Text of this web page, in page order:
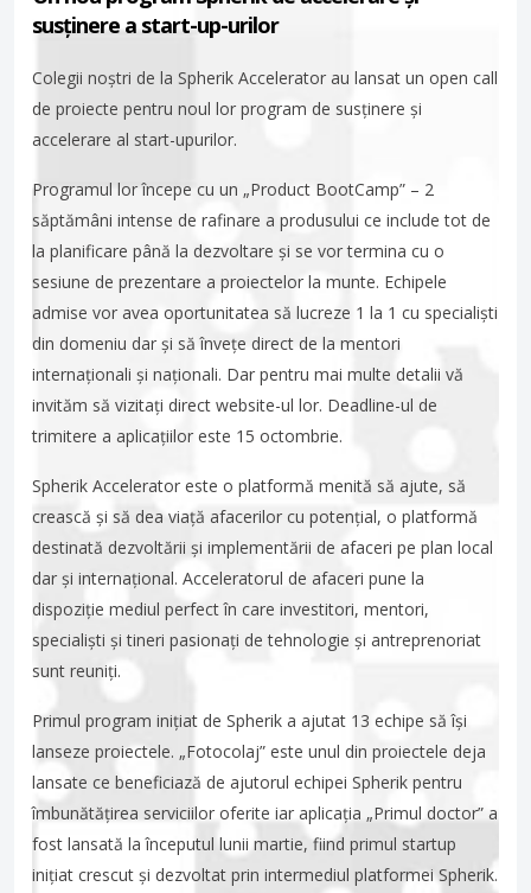
susținere a start-up-urilor
Colegii noștri de la Spherik Accelerator au lansat un open call
de proiecte pentru noul lor program de susținere și
accelerare al start-upurilor.
Programul lor începe cu un „Product BootCamp” – 2
săptămâni intense de rafinare a produsului ce include tot de
la planificare până la dezvoltare și se vor termina cu o
sesiune de prezentare a proiectelor la munte. Echipele
admise vor avea oportunitatea să lucreze 1 la 1 cu specialiști
din domeniu dar și să învețe direct de la mentori
internaționali și naționali. Dar pentru mai multe detalii vă
invităm să vizitați direct website-ul lor. Deadline-ul de
trimitere a aplicațiilor este 15 octombrie.
Spherik Accelerator este o platformă menită să ajute, să
crească și să dea viață afacerilor cu potențial, o platformă
destinată dezvoltării și implementării de afaceri pe plan local
dar și internațional. Acceleratorul de afaceri pune la
dispoziție mediul perfect în care investitori, mentori,
specialiști și tineri pasionați de tehnologie și antreprenoriat
sunt reuniți.
Primul program inițiat de Spherik a ajutat 13 echipe să își
lanseze proiectele. „Fotocolaj” este unul din proiectele deja
lansate ce beneficiază de ajutorul echipei Spherik pentru
îmbunătățirea serviciilor oferite iar aplicația „Primul doctor” a
fost lansată la începutul lunii martie, fiind primul startup
inițiat crescut și dezvoltat prin intermediul platformei Spherik.